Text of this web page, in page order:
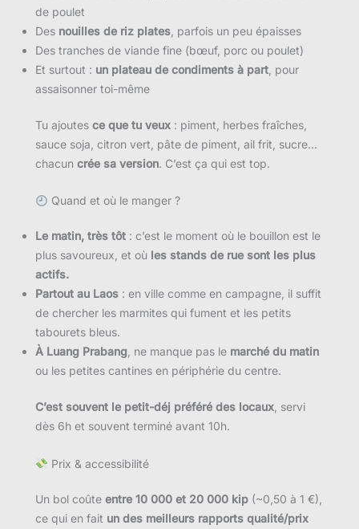
de poulet
Des nouilles de riz plates , parfois un peu épaisses
Des tranches de viande fine (bœuf, porc ou poulet)
Et surtout : un plateau de condiments à part , pour
assaisonner toi-même
Tu ajoutes ce que tu veux : piment, herbes fraîches,
sauce soja, citron vert, pâte de piment, ail frit, sucre…
chacun crée sa version. C’est ça qui est top.
Quand et où le manger ?
Le matin, très tôt : c’est le moment où le bouillon est le
plus savoureux, et où les stands de rue sont les plus
actifs.
Partout au Laos : en ville comme en campagne, il suffit
de chercher les marmites qui fument et les petits
tabourets bleus.
À Luang Prabang , ne manque pas le marché du matin
ou les petites cantines en périphérie du centre.
C’est souvent le petit-déj préféré des locaux , servi
dès 6h et souvent terminé avant 10h.
Prix & accessibilité
Un bol coûte entre 10 000 et 20 000 kip (~0,50 à 1 €),
ce qui en fait un des meilleurs rapports qualité/prix